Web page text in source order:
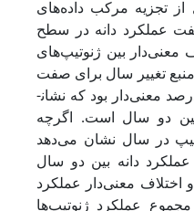
تجزیه مرکب داده‌های
عملکرد دانه در سطح
معنی‌دار بین ژنوتیپ‌های
بررسی است (جدول 3). منبع تغییر سال برای صفت
عملکرد در سطح احتمال یک درصد معنی‌دار بود که نشان­
بین دو سال است. اگرچه
در سال نشان می‌دهد
دانه بین دو سال
اختلاف معنی‌دار عملکرد
عملکرد ژنوتیپ‌ها